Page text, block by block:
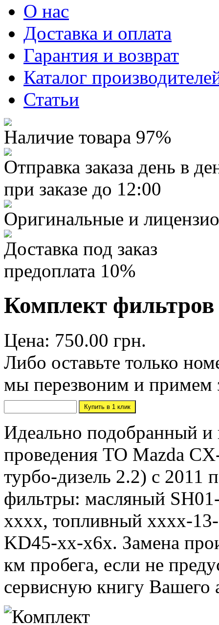
О нас
Доставка и оплата
Гарантия и возврат
Каталог
Статьи
Наличие товара 97%
Отправка заказа день в
при заказе до 12:00
Оригинальные и
Доставка под заказ
предоплата 10%
Комплект
Цена: 750.00 грн.
Либо оставьте только
мы перезвоним и примем
Идеально подобранный и
проведения ТО Mazda
турбо-дизель 2.2) с 2011
фильтры: масляный
xxxx, топливный xxxx-
KD45-xx-x6x. Замена
км пробега, если не
сервисную книгу Вашего